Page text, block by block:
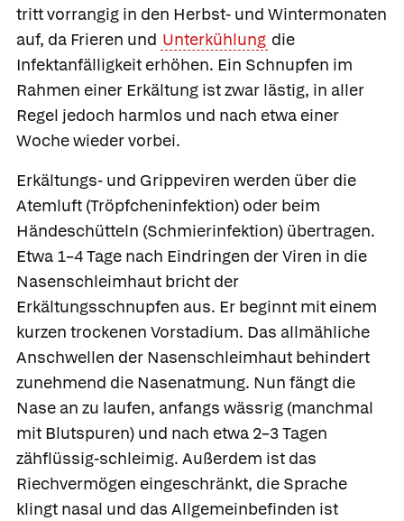
tritt vorrangig in den Herbst- und Wintermonaten
auf, da Frieren und Unterkühlung die
Infektanfälligkeit erhöhen. Ein Schnupfen im
Rahmen einer Erkältung ist zwar lästig, in aller
Regel jedoch harmlos und nach etwa einer
Woche wieder vorbei.
Erkältungs- und Grippeviren werden über die
Atemluft (Tröpfcheninfektion) oder beim
Händeschütteln (Schmierinfektion) übertragen.
Etwa 1–4 Tage nach Eindringen der Viren in die
Nasenschleimhaut bricht der
Erkältungsschnupfen aus. Er beginnt mit einem
kurzen trockenen Vorstadium. Das allmähliche
Anschwellen der Nasenschleimhaut behindert
zunehmend die Nasenatmung. Nun fängt die
Nase an zu laufen, anfangs wässrig (manchmal
mit Blutspuren) und nach etwa 2–3 Tagen
zähflüssig-schleimig. Außerdem ist das
Riechvermögen eingeschränkt, die Sprache
klingt nasal und das Allgemeinbefinden ist